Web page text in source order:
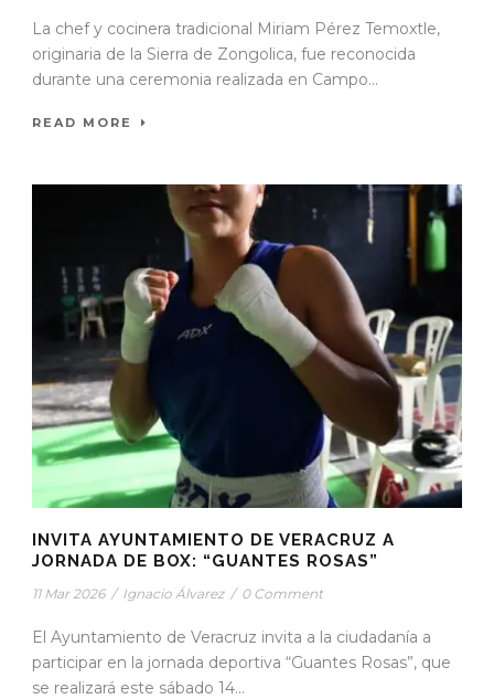
La chef y cocinera tradicional Miriam Pérez Temoxtle,
originaria de la Sierra de Zongolica, fue reconocida
durante una ceremonia realizada en Campo...
READ MORE
INVITA AYUNTAMIENTO DE VERACRUZ A
JORNADA DE BOX: “GUANTES ROSAS”
11 Mar 2026 / Ignacio Álvarez / 0 Comment
El Ayuntamiento de Veracruz invita a la ciudadanía a
participar en la jornada deportiva “Guantes Rosas”, que
se realizará este sábado 14...